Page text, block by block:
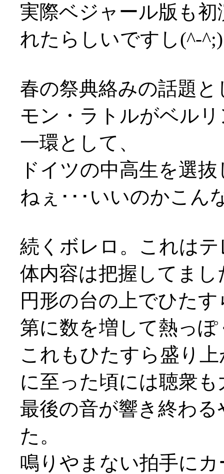
実際ベジャール版も
れたらしいですし(^-^;)
春の祭典絡みの話題
モン・ラトルがベル
一環として、
ドイツの中高生を選
ねぇ･･･いいのかこん
続くボレロ。これは
体内容は把握してまし
円形の台の上でひた
第に数を増して熱っ
これもひたすら盛り
に至った頃には聴衆も
最後の音が響き終わ
た。
鳴りやまない拍手に